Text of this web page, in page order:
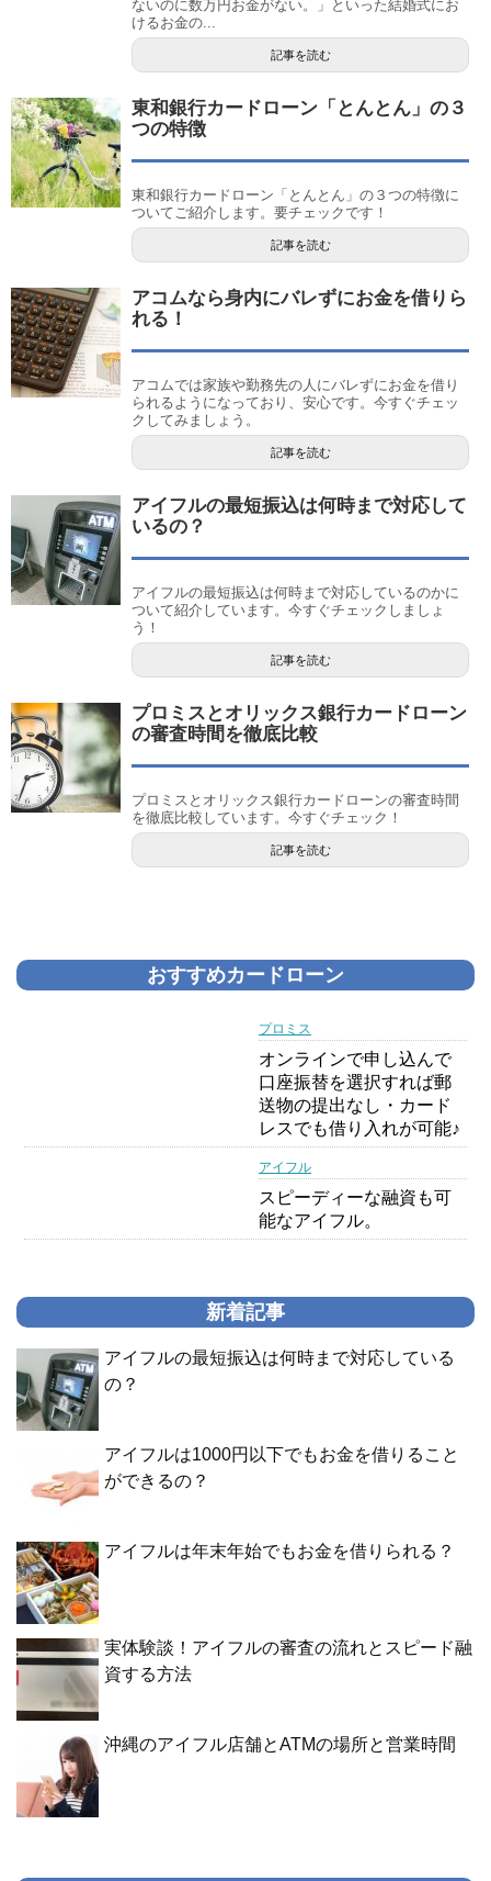
ないのに数万円お金がない。」といった結婚式にお
けるお金の...
記事を読む
東和銀行カードローン「とんとん」の３
つの特徴
東和銀行カードローン「とんとん」の３つの特徴に
ついてご紹介します。要チェックです！
記事を読む
アコムなら身内にバレずにお金を借りら
れる！
アコムでは家族や勤務先の人にバレずにお金を借り
られるようになっており、安心です。今すぐチェッ
クしてみましょう。
記事を読む
アイフルの最短振込は何時まで対応して
いるの？
アイフルの最短振込は何時まで対応しているのかに
ついて紹介しています。今すぐチェックしましょ
う！
記事を読む
プロミスとオリックス銀行カードローン
の審査時間を徹底比較
プロミスとオリックス銀行カードローンの審査時間
を徹底比較しています。今すぐチェック！
記事を読む
おすすめカードローン
プロミス
オンラインで申し込んで
口座振替を選択すれば郵
送物の提出なし・カード
レスでも借り入れが可能♪
アイフル
スピーディーな融資も可
能なアイフル。
新着記事
アイフルの最短振込は何時まで対応している
の？
アイフルは1000円以下でもお金を借りること
ができるの？
アイフルは年末年始でもお金を借りられる？
実体験談！アイフルの審査の流れとスピード融
資する方法
沖縄のアイフル店舗とATMの場所と営業時間